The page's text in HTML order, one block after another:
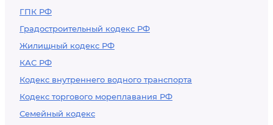
ГПК РФ
Градостроительный кодекс РФ
Жилищный кодекс РФ
КАС РФ
Кодекс внутреннего водного транспорта
Кодекс торгового мореплавания РФ
Семейный кодекс